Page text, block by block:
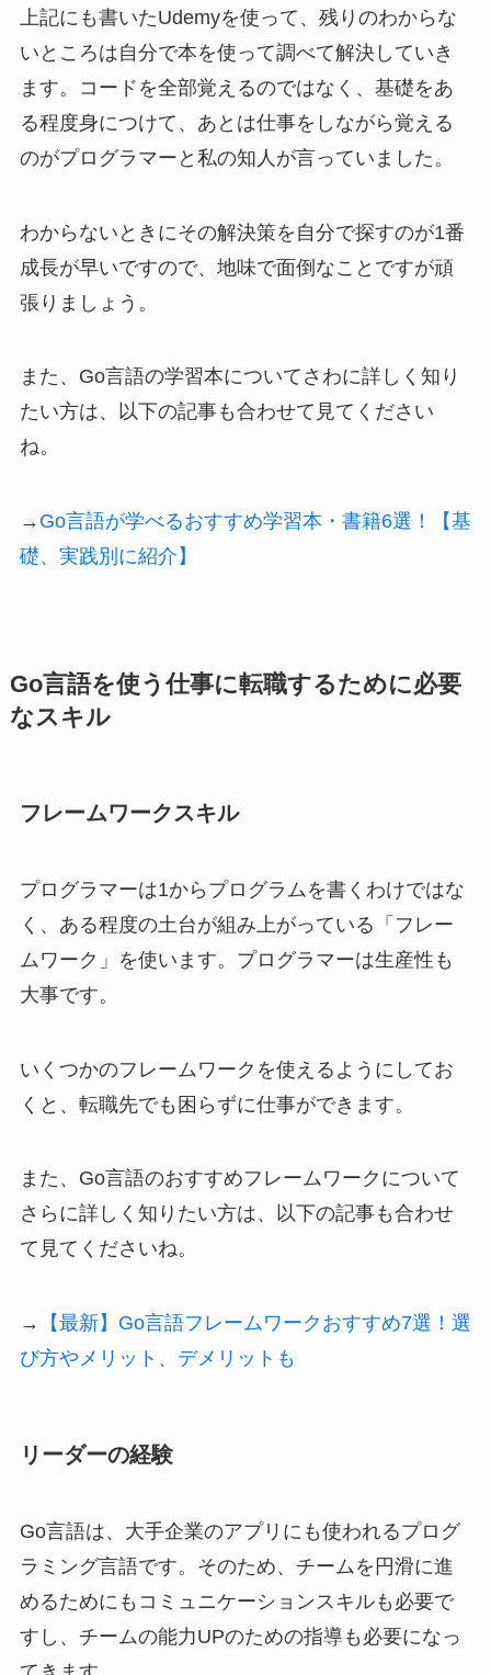
上記にも書いたUdemyを使って、残りのわからな
いところは自分で本を使って調べて解決していき
ます。コードを全部覚えるのではなく、基礎をあ
る程度身につけて、あとは仕事をしながら覚える
のがプログラマーと私の知人が言っていました。
わからないときにその解決策を自分で探すのが1番
成長が早いですので、地味で面倒なことですが頑
張りましょう。
また、Go言語の学習本についてさわに詳しく知り
たい方は、以下の記事も合わせて見てください
ね。
→ Go言語が学べるおすすめ学習本・書籍6選！【基
礎、実践別に紹介】
Go言語を使う仕事に転職するために必要
なスキル
フレームワークスキル
プログラマーは1からプログラムを書くわけではな
く、ある程度の土台が組み上がっている「フレー
ムワーク」を使います。プログラマーは生産性も
大事です。
いくつかのフレームワークを使えるようにしてお
くと、転職先でも困らずに仕事ができます。
また、Go言語のおすすめフレームワークについて
さらに詳しく知りたい方は、以下の記事も合わせ
て見てくださいね。
→
【最新】Go言語フレームワークおすすめ7選！選
び方やメリット、デメリットも
リーダーの経験
Go言語は、大手企業のアプリにも使われるプログ
ラミング言語です。そのため、チームを円滑に進
めるためにもコミュニケーションスキルも必要で
すし、チームの能力UPのための指導も必要になっ